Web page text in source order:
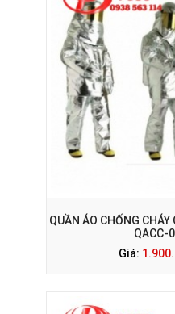
QUẦN ÁO CHỐNG
QACC-
Giá:
GỌI NGAY: 0938